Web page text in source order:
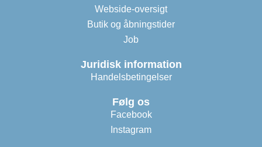
Webside-oversigt
Butik og åbningstider
Job
Juridisk information
Handelsbetingelser
Følg os
Facebook
Instagram